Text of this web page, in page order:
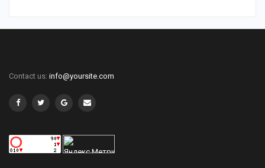
Contact us: info@yoursite.com